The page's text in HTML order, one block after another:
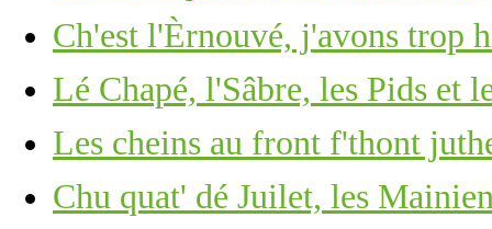
Ch'est l'Èrnouvé, j'avons trop
Lé Chapé, l'Sâbre, les Pids et
Les cheins au front f'thont
Chu quat' dé Juilet, les